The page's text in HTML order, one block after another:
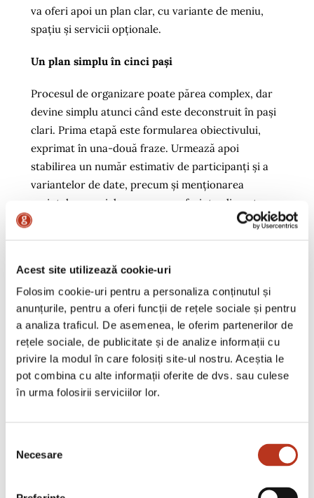
Acest site utilizează cookie-uri
Folosim cookie-uri pentru a personaliza conținutul și
anunțurile, pentru a oferi funcții de rețele sociale și pentru
a analiza traficul. De asemenea, le oferim partenerilor de
rețele sociale, de publicitate și de analize informații cu
privire la modul în care folosiți site-ul nostru. Aceștia le
pot combina cu alte informații oferite de dvs. sau culese
în urma folosirii serviciilor lor.
consimțământului
Necesare
va oferi apoi un plan clar, cu variante de meniu,
spațiu și servicii opționale.
Un plan simplu în cinci pași
Procesul de organizare poate părea complex, dar
devine simplu atunci când este deconstruit în pași
clari. Prima etapă este formularea obiectivului,
exprimat în una-două fraze. Urmează apoi
stabilirea un număr estimativ de participanți și a
variantelor de date, precum și menționarea
cerințelor speciale, precum preferințe alimentare,
colț foto, recuzită pentru activități sau momente
propunere completă: spațiu, meniu și servicii
suplimentare.
Întrebările frecvente ale
companiilor